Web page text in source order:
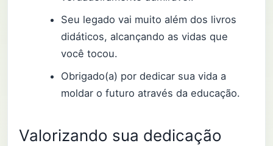
Seu legado vai muito além dos livros
didáticos, alcançando as vidas que
você tocou.
Obrigado(a) por dedicar sua vida a
moldar o futuro através da educação.
Valorizando sua dedicação